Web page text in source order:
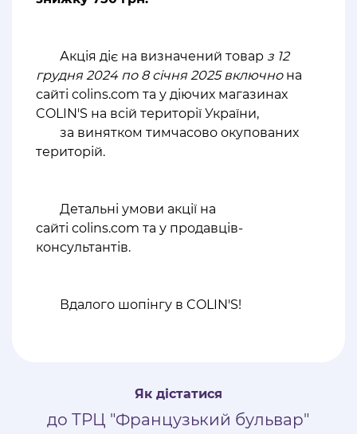
Акція діє на визначений товар з 12
грудня 2024 по 8 січня 2025 включнона
сайті colins.com та у діючих магазинах
COLIN'S на всій території України,
за винятком тимчасово окупованих
територій.
Детальні умови акції на
сайті colins.com та у продавців-
консультантів.
Вдалого шопінгу в COLIN'S!
Як дістатися
до ТРЦ "Французький бульвар"